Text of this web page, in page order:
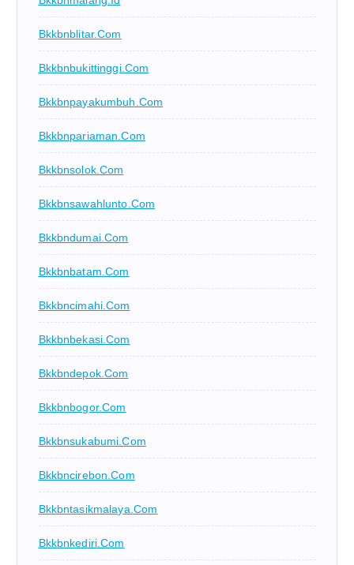
Bkkbnblitar.com
Bkkbnbukittinggi.com
Bkkbnpayakumbuh.com
Bkkbnpariaman.com
Bkkbnsolok.com
Bkkbnsawahlunto.com
Bkkbndumai.com
Bkkbnbatam.com
Bkkbncimahi.com
Bkkbnbekasi.com
Bkkbndepok.com
Bkkbnbogor.com
Bkkbnsukabumi.com
Bkkbncirebon.com
Bkkbntasikmalaya.com
Bkkbnkediri.com